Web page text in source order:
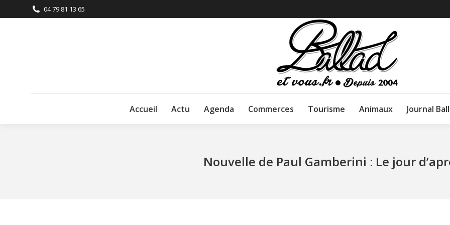
04 79 81 13 65
Accueil Actu Agenda Commerces Tourisme Animaux Journal
Nouvelle de Paul Gamberini : Le jour